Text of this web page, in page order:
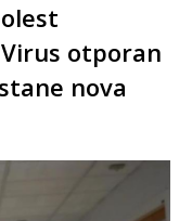
Virus otporan
nova